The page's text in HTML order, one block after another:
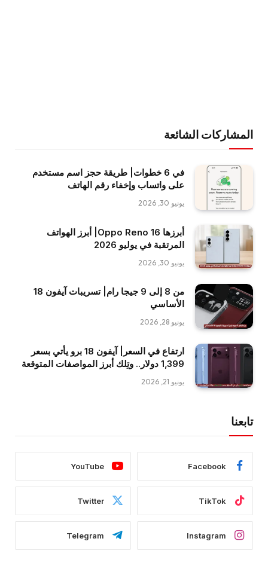
المشاركات الشائعة
في 6 خطوات| طريقة حجز اسم مستخدم
على واتساب وإخفاء رقم الهاتف
يونيو 30, 2026
أبرزها Oppo Reno 16| أبرز الهواتف
المرتقبة في يوليو 2026
يونيو 30, 2026
من 8 إلى 9 جيجا رام| تسريبات آيفون 18
الأساسي
يونيو 28, 2026
ارتفاع في السعر| آيفون 18 برو يأتي بسعر
1,399 دولار.. وتِلك أبرز المواصفات المتوقعة
يونيو 21, 2026
تابعنا
Facebook
YouTube
TikTok
Twitter
Instagram
Telegram